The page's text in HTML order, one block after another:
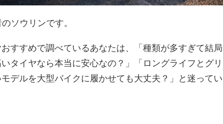
ソウリンです。
すすめで調べているあなたは、「種類が多すぎて結局
タイヤなら本当に安心なの？」「ロングライフとグリ
デルを大型バイクに履かせても大丈夫？」と迷ってい